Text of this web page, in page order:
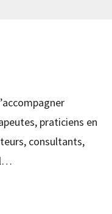
praticiens en
consultants,